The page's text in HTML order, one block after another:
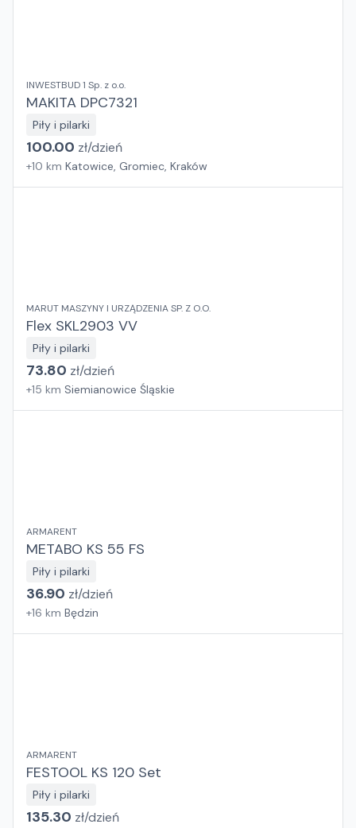
INWESTBUD 1 Sp. z o.o.
MAKITA DPC7321
Piły i pilarki
100.00 zł/dzień
+10 km Katowice, Gromiec, Kraków
MARUT MASZYNY I URZĄDZENIA SP. Z O.O.
Flex SKL2903 VV
Piły i pilarki
73.80 zł/dzień
+15 km Siemianowice Śląskie
ARMARENT
METABO KS 55 FS
Piły i pilarki
36.90 zł/dzień
+16 km Będzin
ARMARENT
FESTOOL KS 120 Set
Piły i pilarki
135.30 zł/dzień